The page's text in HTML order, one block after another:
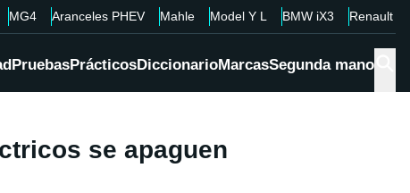
MG4 Aranceles PHEV Mahle Model Y L BMW iX3 Renault
PruebasPrácticosDiccionarioMarcasSegunda mano
se apaguen